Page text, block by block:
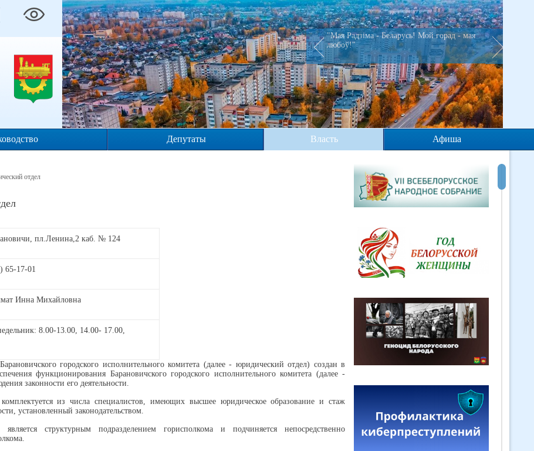
"Мая Радзiма - Беларусь! Мой горад - мая
любоў!"
Депутаты Власть Афиша
отдел
пл.Ленина,2 каб. № 124
65-17-01
Инна Михайловна
8.00-13.00, 14.00- 17.00,
городского исполнительного комитета (далее - юридический отдел) создан в
функционирования Барановичского городского исполнительного комитета (далее -
законности его деятельности.
из числа специалистов, имеющих высшее юридическое образование и стаж
установленный законодательством.
структурным подразделением горисполкома и подчиняется непосредственно